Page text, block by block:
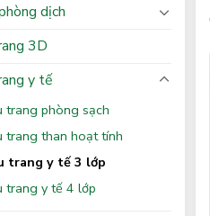
dịch
3D
y tế
trang phòng sạch
trang than hoạt tính
trang y tế 3 lớp
trang y tế 4 lớp